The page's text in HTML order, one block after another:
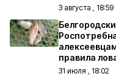
3 августа , 18:59
правила
31 июля , 18:02